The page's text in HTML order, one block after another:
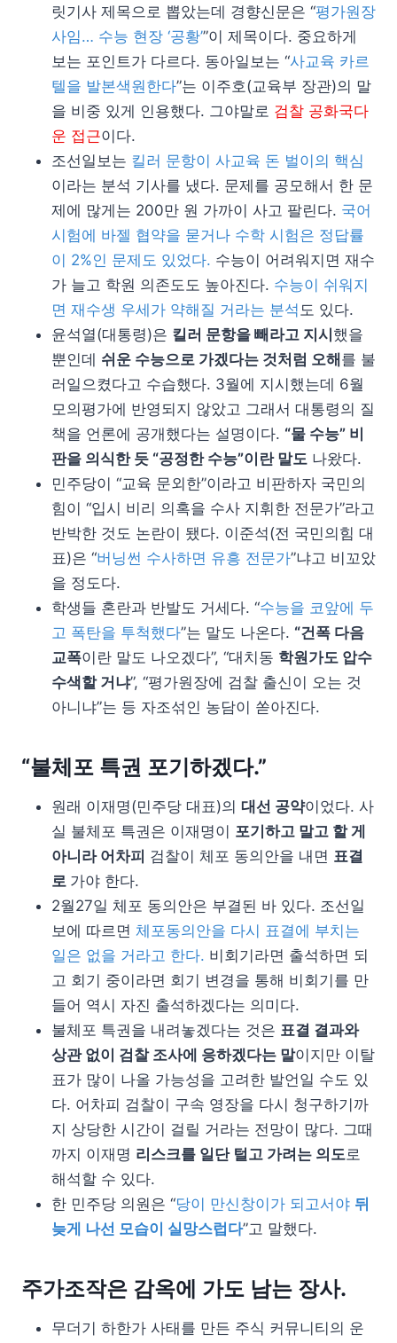
릿기사 제목으로 뽑았는데 경향신문은 “평가원장
사임… 수능 현장 ‘공황’”이 제목이다. 중요하게
보는 포인트가 다르다. 동아일보는 “사교육 카르
텔을 발본색원한다”는 이주호(교육부 장관)의 말
을 비중 있게 인용했다. 그야말로 검찰 공화국다
운 접근이다.
조선일보는 킬러 문항이 사교육 돈 벌이의 핵심
이라는 분석 기사를 냈다. 문제를 공모해서 한 문
제에 많게는 200만 원 가까이 사고 팔린다. 국어
시험에 바젤 협약을 묻거나 수학 시험은 정답률
이 2%인 문제도 있었다. 수능이 어려워지면 재수
가 늘고 학원 의존도도 높아진다. 수능이 쉬워지
면 재수생 우세가 약해질 거라는 분석도 있다.
윤석열(대통령)은 킬러 문항을 빼라고 지시 했을
뿐인데 쉬운 수능으로 가겠다는 것처럼 오해 를 불
러일으켰다고 수습했다. 3월에 지시했는데 6월
모의평가에 반영되지 않았고 그래서 대통령의 질
책을 언론에 공개했다는 설명이다. “물 수능” 비
판을 의식한 듯 “공정한 수능”이란 말도 나왔다.
민주당이 “교육 문외한”이라고 비판하자 국민의
힘이 “입시 비리 의혹을 수사 지휘한 전문가”라고
반박한 것도 논란이 됐다. 이준석(전 국민의힘 대
표)은 “버닝썬 수사하면 유흥 전문가”냐고 비꼬았
을 정도다.
학생들 혼란과 반발도 거세다. “수능을 코앞에 두
고 폭탄을 투척했다”는 말도 나온다. “건폭 다음
교폭이란 말도 나오겠다”, “대치동 학원가도 압수
수색할 거냐”, “평가원장에 검찰 출신이 오는 것
아니냐”는 등 자조섞인 농담이 쏟아진다.
“불체포 특권 포기하겠다.”
원래 이재명(민주당 대표)의 대선 공약이었다. 사
실 불체포 특권은 이재명이 포기하고 말고 할 게
아니라 어차피 검찰이 체포 동의안을 내면 표결
로 가야 한다.
2월27일 체포 동의안은 부결된 바 있다. 조선일
보에 따르면 체포동의안을 다시 표결에 부치는
일은 없을 거라고 한다. 비회기라면 출석하면 되
고 회기 중이라면 회기 변경을 통해 비회기를 만
들어 역시 자진 출석하겠다는 의미다.
불체포 특권을 내려놓겠다는 것은 표결 결과와
상관 없이 검찰 조사에 응하겠다는 말이지만 이탈
표가 많이 나올 가능성을 고려한 발언일 수도 있
다. 어차피 검찰이 구속 영장을 다시 청구하기까
지 상당한 시간이 걸릴 거라는 전망이 많다. 그때
까지 이재명 리스크를 일단 털고 가려는 의도로
해석할 수 있다.
한 민주당 의원은 “당이 만신창이가 되고서야 뒤
늦게 나선 모습이 실망스럽다”고 말했다.
주가조작은 감옥에 가도 남는 장사.
무더기 하한가 사태를 만든 주식 커뮤니티의 운